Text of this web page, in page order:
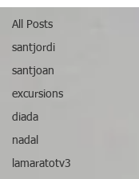
All Posts
santjordi
santjoan
excursions
diada
nadal
lamaratotv3